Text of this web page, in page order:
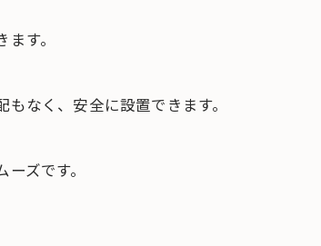
す。
なく、安全に設置できます。
ズです。